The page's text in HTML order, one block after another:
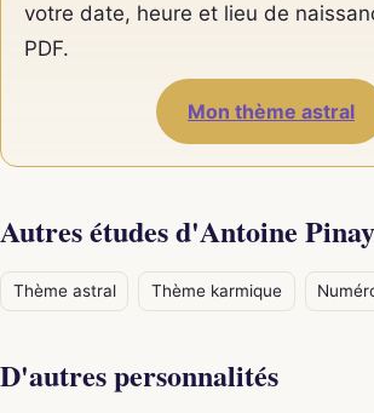
votre date, heure et lieu de
PDF.
Mon thème astral
Autres études d'Antoine Pinay
Thème astral Thème karmique
D'autres personnalités